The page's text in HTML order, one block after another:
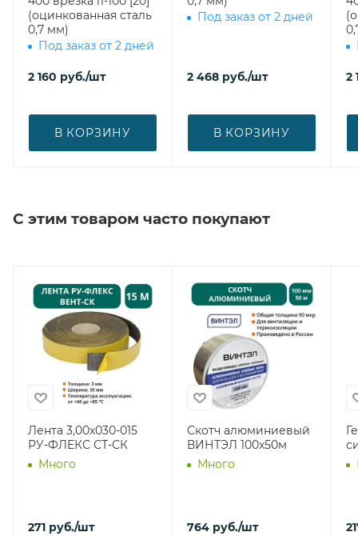
(оцинкованная сталь
0,7 мм)
Под заказ от 2 дней
2 160 руб./шт
В КОРЗИНУ
Под заказ от 2 дней
2 468 руб./шт
В КОРЗИНУ
2
С этим товаром часто покупают
Лента 3,00х030-015
РУ-ФЛЕКС СТ-СК
Много
271 руб./шт
Скотч алюминиевый
ВИНТЭЛ 100х50м
Много
764 руб./шт